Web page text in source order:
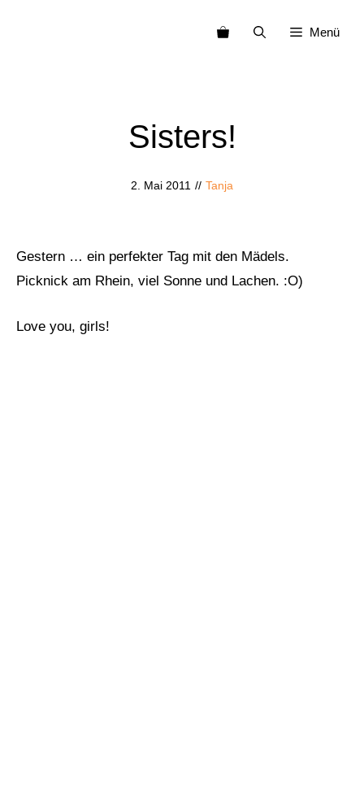
Menü
Sisters!
2. Mai 2011 // Tanja
Gestern … ein perfekter Tag mit den Mädels.
Picknick am Rhein, viel Sonne und Lachen. :O)
Love you, girls!